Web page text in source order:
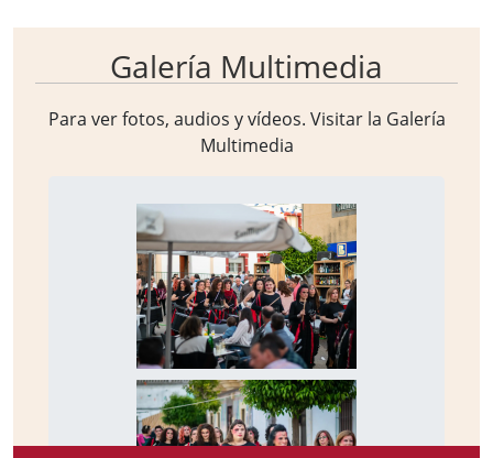
Galería Multimedia
Para ver fotos, audios y vídeos. Visitar la Galería
Multimedia